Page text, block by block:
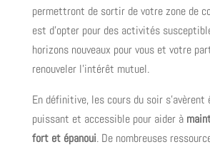
permettront de sortir de votre zone de
est d’opter pour des activités
horizons nouveaux pour vous et votre
renouveler l’intérêt mutuel.
En définitive, les cours du soir
puissant et accessible pour aider à
fort et épanoui. De nombreuses